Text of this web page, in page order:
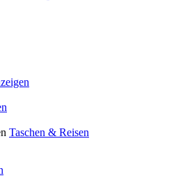
Taschen & Reisen